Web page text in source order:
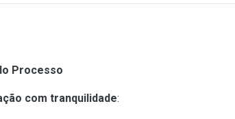
Processo
com tranquilidade: